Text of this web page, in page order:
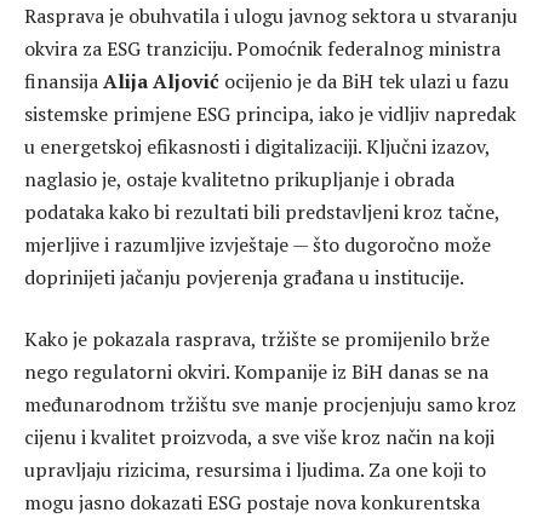
Rasprava je obuhvatila i ulogu javnog sektora u stvaranju
okvira za ESG tranziciju. Pomoćnik federalnog ministra
finansijaAlija Aljović ocijenio je da BiH tek ulazi u fazu
sistemske primjene ESG principa, iako je vidljiv napredak
u energetskoj efikasnosti i digitalizaciji. Ključni izazov,
naglasio je, ostaje kvalitetno prikupljanje i obrada
podataka kako bi rezultati bili predstavljeni kroz tačne,
mjerljive i razumljive izvještaje — što dugoročno može
doprinijeti jačanju povjerenja građana u institucije.
Kako je pokazala rasprava, tržište se promijenilo brže
nego regulatorni okviri. Kompanije iz BiH danas se na
međunarodnom tržištu sve manje procjenjuju samo kroz
cijenu i kvalitet proizvoda, a sve više kroz način na koji
upravljaju rizicima, resursima i ljudima. Za one koji to
mogu jasno dokazati ESG postaje nova konkurentska